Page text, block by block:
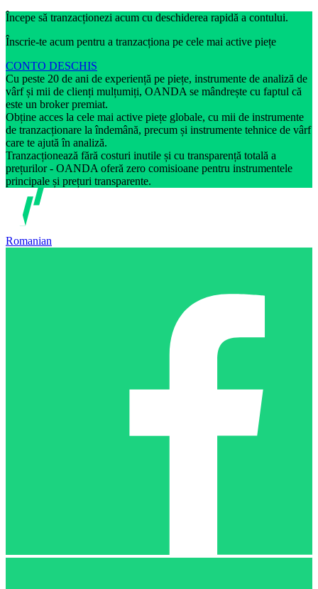
Începe să tranzacționezi acum cu deschiderea rapidă a contului.
Înscrie-te acum pentru a tranzacționa pe cele mai active piețe
CONTO DESCHIS
Cu peste 20 de ani de experiență pe piețe, instrumente de analiză de
vârf și mii de clienți mulțumiți, OANDA se mândrește cu faptul că
este un broker premiat.
Obține acces la cele mai active piețe globale, cu mii de instrumente
de tranzacționare la îndemână, precum și instrumente tehnice de vârf
care te ajută în analiză.
Tranzacționează fără costuri inutile și cu transparență totală a
prețurilor - OANDA oferă zero comisioane pentru instrumentele
principale și prețuri transparente.
Romanian